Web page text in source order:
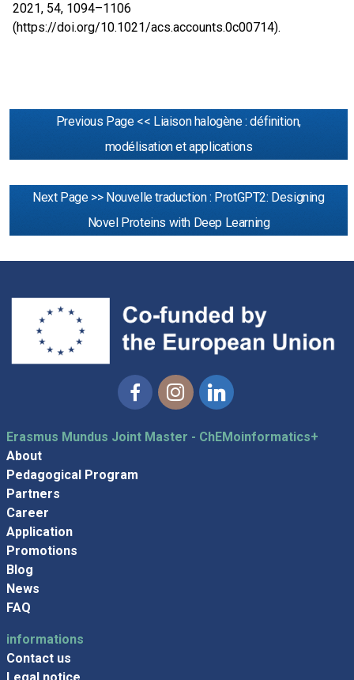
2021, 54, 1094–1106
(https://doi.org/10.1021/acs.accounts.0c00714).
Previous Page << Liaison halogène : définition,
modélisation et applications
Next Page >> Nouvelle traduction : ProtGPT2: Designing
Novel Proteins with Deep Learning
Erasmus Mundus Joint Master - ChEMoinformatics+
About
Pedagogical Program
Partners
Career
Application
Promotions
Blog
News
FAQ
informations
Contact us
Legal notice